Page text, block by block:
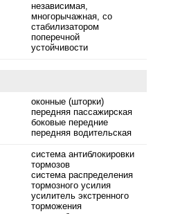
независимая,
многорычажная, со
стабилизатором
поперечной
устойчивости
оконные (шторки)
передняя пассажирская
боковые передние
передняя водительская
система антиблокировки
тормозов
система распределения
тормозного усилия
усилитель экстренного
торможения